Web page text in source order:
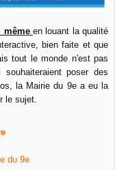
même en louant la qualité
bien faite et que
tout le monde n'est pas
poser des
la Mairie du 9e a eu la
le sujet.
du 9e